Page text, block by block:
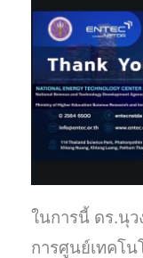
ในการนี้ ดร.นุว
การศูนย์เทคโ